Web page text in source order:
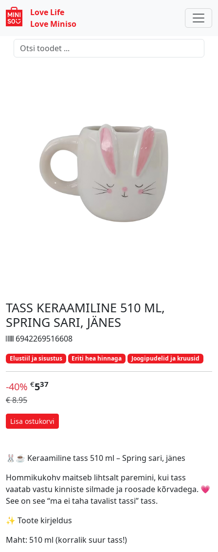
Love Life
Love Miniso
TASS KERAAMILINE 510 ML,
SPRING SARI, JÄNES
6942269516608
Elustiil ja sisustus Eriti hea hinnaga Joogipudelid ja kruusid
-40% €537
€ 8.95
Lisa ostukorvi
🐰☕ Keraamiline tass 510 ml – Spring sari, jänes
Hommikukohv maitseb lihtsalt paremini, kui tass
vaatab vastu kinniste silmade ja roosade kõrvadega. 💗
See on see “ma ei taha tavalist tassi” tass.
✨ Toote kirjeldus
Maht: 510 ml (korralik suur tass!)